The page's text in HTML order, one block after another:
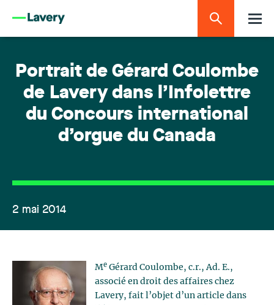
Portrait de Gérard Coulombe
de Lavery dans l’Infolettre
du Concours international
d’orgue du Canada
2 mai 2014
Me Gérard Coulombe, c.r., Ad. E.,
associé en droit des affaires chez
Lavery, fait l’objet d’un article dans